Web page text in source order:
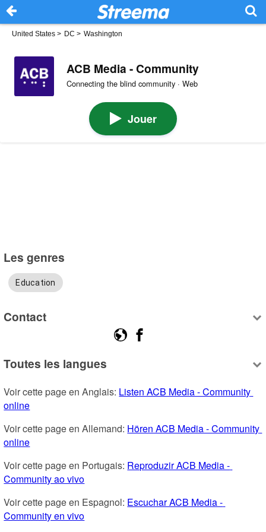
United States > DC > Washington
ACB Media - Community
Connecting the blind community · Web
Jouer
Les genres
Education
Contact
Toutes les langues
Voir cette page en Anglais: Listen ACB Media - Community
online
Voir cette page en Allemand: Hören ACB Media - Community
online
Voir cette page en Portugais: Reproduzir ACB Media -
Community ao vivo
Voir cette page en Espagnol: Escuchar ACB Media -
Community en vivo